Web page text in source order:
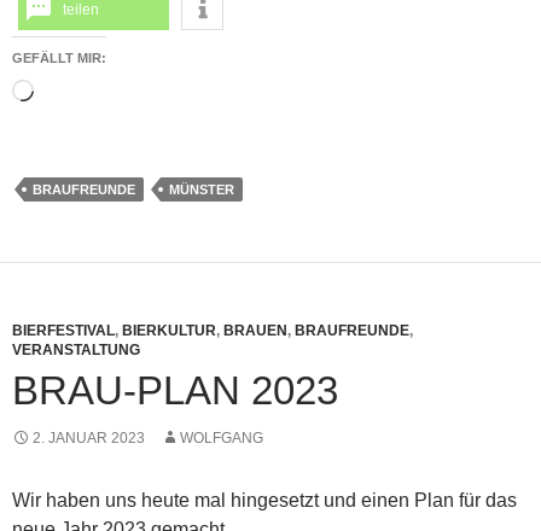
teilen
GEFÄLLT MIR:
Wird
BRAUFREUNDE MÜNSTER
BIERFESTIVAL, BIERKULTUR, BRAUEN , BRAUFREUNDE,
VERANSTALTUNG
BRAU-PLAN 2023
2. JANUAR 2023 WOLFGANG
Wir haben uns heute mal hingesetzt und einen Plan für das